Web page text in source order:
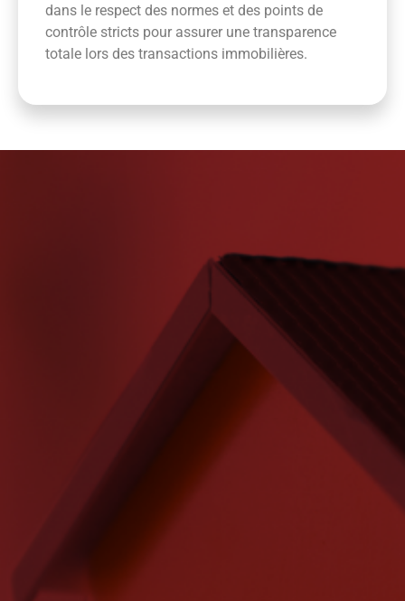
dans le respect des normes et des points de
contrôle stricts pour assurer une transparence
totale lors des transactions immobilières.